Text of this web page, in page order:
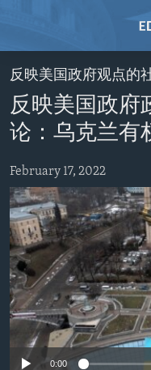
Skip
to
main
content
Skip
to
main
Navigation
Skip
to
Search
HOME
VIDEO
RADIO
REGIONS
AFRICA
AMERICAS
ASIA
EUROPE
MIDDLE EAST
TOPICS
HUMAN RIGHTS
SECURITY AND
AID AND
DEMOCRACY AND
ECONOMY AND
ARCHIVE
ABOUT US
FOLLOW US
反映美国政府观点的
反映美国政府
论：乌克兰有
February 17, 2022
No media
0:00